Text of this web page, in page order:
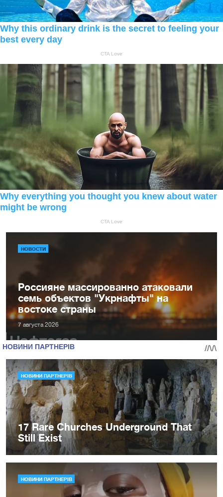
НОВОСТИ
Россияне массированно атаковали
семь объектов "Укрнафты" на
востоке страны
7 августа 2026